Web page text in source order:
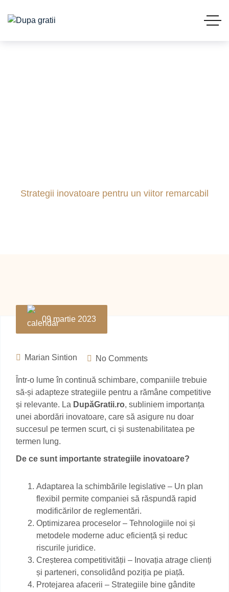
Strategii inovatoare pentru un viitor remarcabil
09 martie 2023
Marian Sintion No Comments
Într-o lume în continuă schimbare, companiile trebuie
să-și adapteze strategiile pentru a rămâne competitive
și relevante. La DupăGratii.ro, subliniem importanța
unei abordări inovatoare, care să asigure nu doar
succesul pe termen scurt, ci și sustenabilitatea pe
termen lung.
De ce sunt importante strategiile inovatoare?
Adaptarea la schimbările legislative – Un plan
flexibil permite companiei să răspundă rapid
modificărilor de reglementări.
Optimizarea proceselor – Tehnologiile noi și
metodele moderne aduc eficiență și reduc
riscurile juridice.
Creșterea competitivității – Inovația atrage clienți
și parteneri, consolidând poziția pe piață.
Protejarea afacerii – Strategiile bine gândite